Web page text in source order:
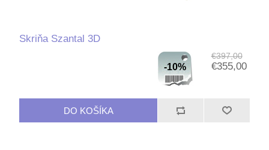
Skriňa Szantal 3D
€397,00
€355,00
-10%